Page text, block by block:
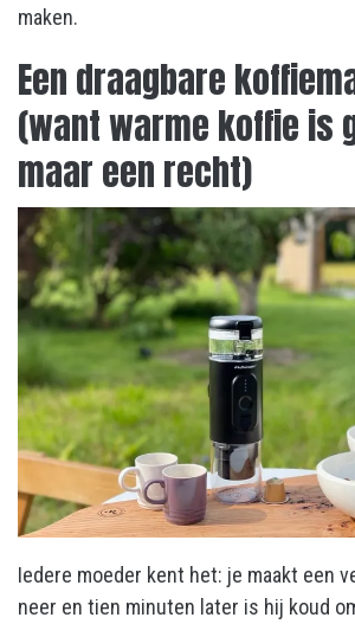
maken.
Een draagbare
(want warme koffie is
maar een recht)
Iedere moeder kent het: je maakt een
neer en tien minuten later is hij koud